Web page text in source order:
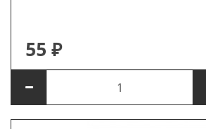
55 ₽